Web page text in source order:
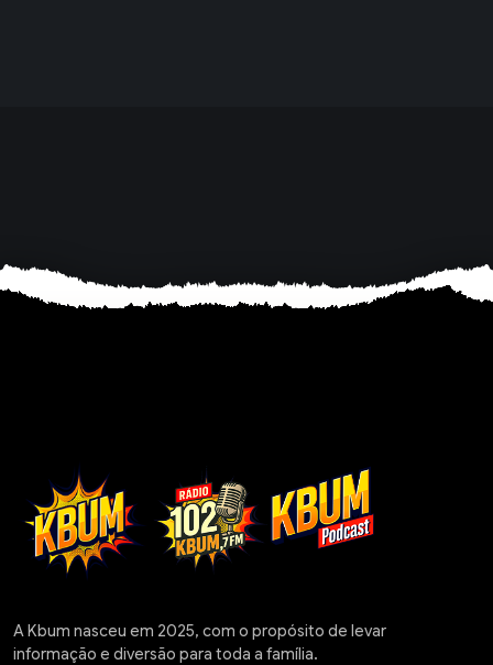
A Kbum nasceu em 2025, com o propósito de levar
informação e diversão para toda a família.